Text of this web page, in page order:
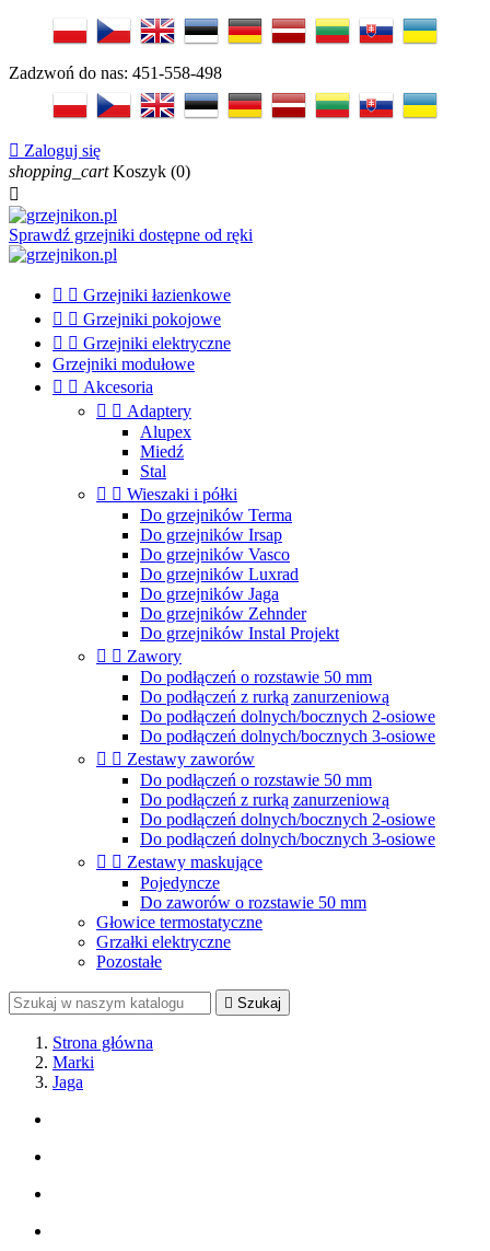
Zadzwoń do nas: 451-558-498
 Zaloguj się
shopping_cart Koszyk (0)

Sprawdź grzejniki dostępne od ręki
  Grzejniki łazienkowe
  Grzejniki pokojowe
  Grzejniki elektryczne
Grzejniki modułowe
  Akcesoria
  Adaptery
Alupex
Miedź
Stal
  Wieszaki i półki
Do grzejników Terma
Do grzejników Irsap
Do grzejników Vasco
Do grzejników Luxrad
Do grzejników Jaga
Do grzejników Zehnder
Do grzejników Instal Projekt
  Zawory
Do podłączeń o rozstawie 50 mm
Do podłączeń z rurką zanurzeniową
Do podłączeń dolnych/bocznych 2-osiowe
Do podłączeń dolnych/bocznych 3-osiowe
  Zestawy zaworów
Do podłączeń o rozstawie 50 mm
Do podłączeń z rurką zanurzeniową
Do podłączeń dolnych/bocznych 2-osiowe
Do podłączeń dolnych/bocznych 3-osiowe
  Zestawy maskujące
Pojedyncze
Do zaworów o rozstawie 50 mm
Głowice termostatyczne
Grzałki elektryczne
Pozostałe
 Szukaj
Strona główna
Marki
Jaga